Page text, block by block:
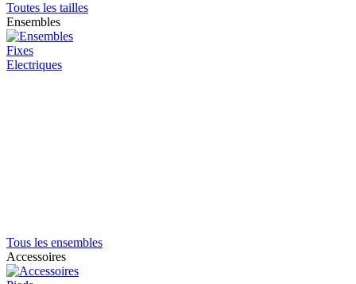
Toutes les tailles
Ensembles
Fixes
Electriques
Tous les ensembles
Accessoires